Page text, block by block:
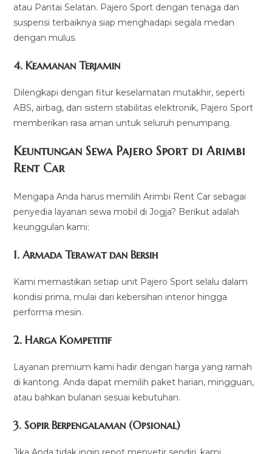
atau Pantai Selatan. Pajero Sport dengan tenaga dan
suspensi terbaiknya siap menghadapi segala medan
dengan mulus.
4. Keamanan Terjamin
Dilengkapi dengan fitur keselamatan mutakhir, seperti
ABS, airbag, dan sistem stabilitas elektronik, Pajero Sport
memberikan rasa aman untuk seluruh penumpang.
Keuntungan Sewa Pajero Sport di Arimbi
Rent Car
Mengapa Anda harus memilih Arimbi Rent Car sebagai
penyedia layanan sewa mobil di Jogja? Berikut adalah
keunggulan kami:
1. Armada Terawat dan Bersih
Kami memastikan setiap unit Pajero Sport selalu dalam
kondisi prima, mulai dari kebersihan interior hingga
performa mesin.
2. Harga Kompetitif
Layanan premium kami hadir dengan harga yang ramah
di kantong. Anda dapat memilih paket harian, mingguan,
atau bahkan bulanan sesuai kebutuhan.
3. Sopir Berpengalaman (Opsional)